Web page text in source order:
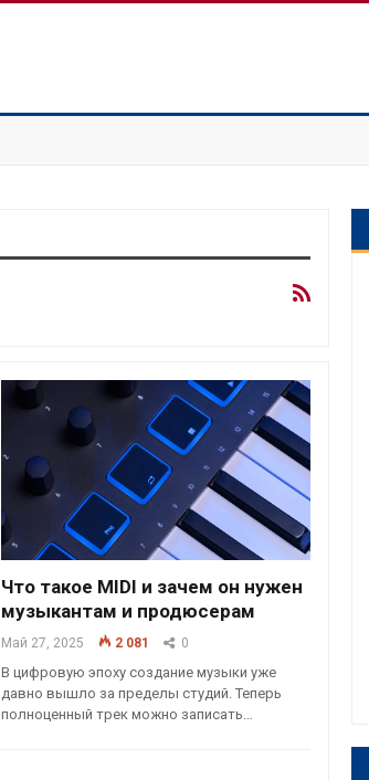
Что такое MIDI и зачем он нужен
музыкантам и продюсерам
Май 27, 2025 2 081 0
В цифровую эпоху создание музыки уже
давно вышло за пределы студий. Теперь
полноценный трек можно записать…